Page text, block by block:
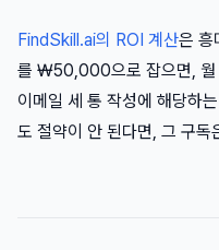
FindSkill.ai의 ROI 계산은 흥
를 ₩50,000으로 잡으면, 월
이메일 세 통 작성에 해당하
도 절약이 안 된다면, 그 구독